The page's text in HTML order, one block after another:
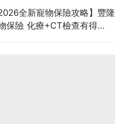
2026全新寵物保險攻略】豐隆
保險 化療+CT檢查有得